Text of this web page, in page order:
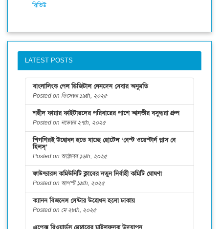
রিভিউ
LATEST POSTS
বাংলালিংক পেল ডিজিটাল লেনদেন সেবার অনুমতি
Posted on ডিসেম্বর ১৯th, ২০২৫
শহীদ ফায়ার ফাইটারদের পরিবারের পাশে আনভীর বসুন্ধরা গ্রুপ
Posted on নভেম্বর ২৭th, ২০২৫
শিগগিরই উদ্বোধন হতে যাচ্ছে হোটেল ‘বেস্ট ওয়েস্টার্ন প্লাস বে
হিলস্’
Posted on অক্টোবর ১৬th, ২০২৫
ফাউন্ডারস কমিউনিটি ক্লাবের নতুন নির্বাহী কমিটি ঘোষণা
Posted on আগস্ট ১৯th, ২০২৫
ক্যানন বিজনেস সেন্টার উদ্বোধন হলো ঢাকায়
Posted on মে ২৮th, ২০২৫